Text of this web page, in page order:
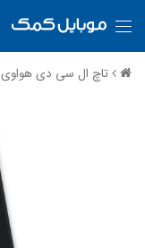
تاچ ال سی دی هواوی